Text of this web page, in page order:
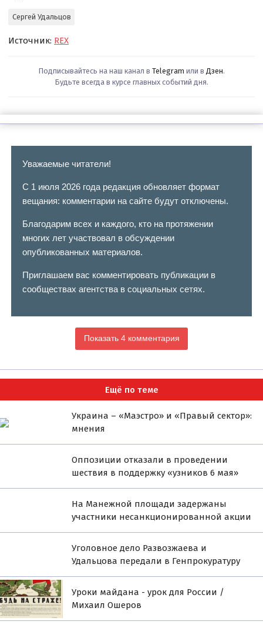
Сергей Удальцов
Источник: REX
Подписывайтесь на наш канал в Telegram или в Дзен.
Будьте всегда в курсе главных событий дня.
Уважаемые читатели!
С 1 июля 2026 года редакция обновляет формат
вещания: комментарии на сайте будут отключены.
Благодарим всех и каждого, кто на протяжении
многих лет участвовал в обсуждении
опубликованных материалов.
Приглашаем вас комментировать публикации в
сообществах агентства в социальных сетях.
Показать 4 комментария
Ещё по теме
Украина – «Маэстро» и «Правый сектор»:
мнения
Оппозиции отказали в проведении
шествия в поддержку «узников 6 мая»
На Манежной площади задержаны
участники несанкционированной акции
Уголовное дело Развозжаева и
Удальцова передали в Генпрокуратуру
Уроки майдана - урок для России /
Михаил Ошеров